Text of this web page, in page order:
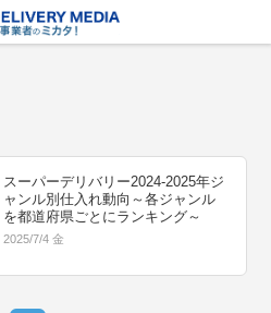
スーパーデリバリー2024-2025年ジ
ャンル別仕入れ動向～各ジャンル
を都道府県ごとにランキング～
2025/7/4 金